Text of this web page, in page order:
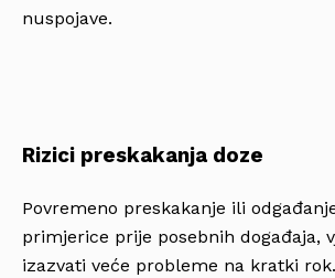
nuspojave.
Rizici preskakanja doze
Povremeno preskakanje ili
primjerice prije posebnih događaja,
izazvati veće probleme na kratki